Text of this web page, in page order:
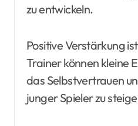
zu entwickeln.
Positive Verstärkung
Trainer können kleine
das Selbstvertrauen
junger Spieler zu